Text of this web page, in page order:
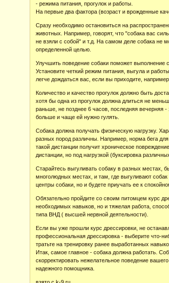
- режима питания, прогулок и работы.
На первые два фактора (возраст и врожденные
Сразу необходимо остановиться на
животных. Например, говорят, что "собака вас
не взяли с собой" и т.д. На самом деле собака не
определенной целью.
Улучшить поведение собаки поможет выполнение
Установите четкий режим питания, выгула и
легче дождаться вас, если вы приходите,
Количество и качество прогулок должно быть
хотя бы одна из прогулок должна длиться не
раньше, не позднее 6 часов, последняя вечерняя
больше и чаще ей нужно гулять.
Собака должна получать физическую нагрузку.
разных пород различны. Например, норма бега для
такой дистанции получит хроническое
дистанции, но под нагрузкой (буксировка
Старайтесь выгуливать собаку в разных местах,
многолюдных местах, и там, где выгуливают
центры собаки, но и будете приучать ее к
Обязательно пройдите со своим питомцем курс
необходимых навыков, но и тяжелая работа,
типа ВНД ( высшей нервной деятельности).
Если вы уже прошли курс дрессировки, не
профессиональная дрессировка - выберите что-
тратьте на тренировку ранее выработанных
Итак, самое главное - собака должна работать.
скорректировать нежелательное поведение
надежного помощника.